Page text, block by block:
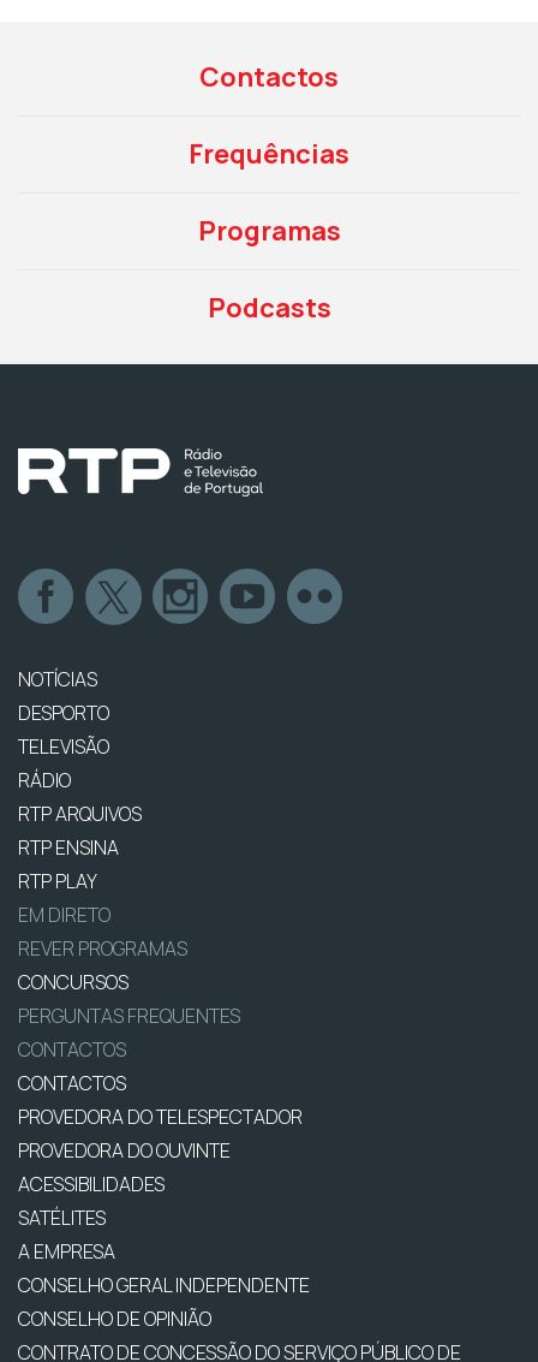
Contactos
Frequências
Programas
Podcasts
NOTÍCIAS
DESPORTO
TELEVISÃO
RÁDIO
RTP ARQUIVOS
RTP ENSINA
RTP PLAY
EM DIRETO
REVER PROGRAMAS
CONCURSOS
PERGUNTAS FREQUENTES
CONTACTOS
CONTACTOS
PROVEDORA DO TELESPECTADOR
PROVEDORA DO OUVINTE
ACESSIBILIDADES
SATÉLITES
A EMPRESA
CONSELHO GERAL INDEPENDENTE
CONSELHO DE OPINIÃO
CONTRATO DE CONCESSÃO DO SERVIÇO PÚBLICO DE